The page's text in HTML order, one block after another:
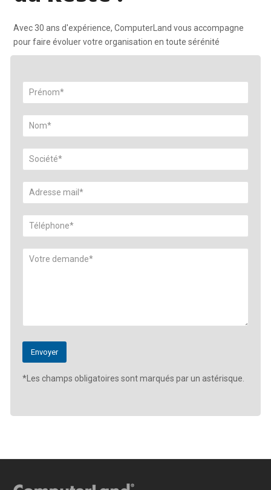
Avec 30 ans d'expérience, ComputerLand vous accompagne
pour faire évoluer votre organisation en toute sérénité
*Les champs obligatoires sont marqués par un astérisque.